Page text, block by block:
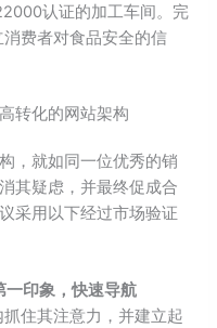
认证的加工车间。完
费者对食品安全的信
转化的网站架构
，就如同一位优秀的销
其疑虑，并最终促成合
采用以下经过市场验证
一印象，快速导航
住其注意力，并建立起